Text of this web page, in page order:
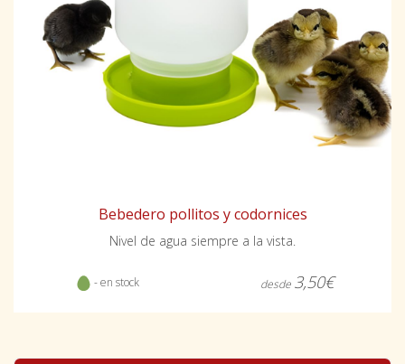
Bebedero pollitos y codornices
Nivel de agua siempre a la vista.
- en stock desde 3,50€